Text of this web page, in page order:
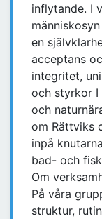
inflytande. I
en
acceptans
integritet,
och styrkor I
och
om Rättviks
inpå
bad- och
Om
På våra
struktur,